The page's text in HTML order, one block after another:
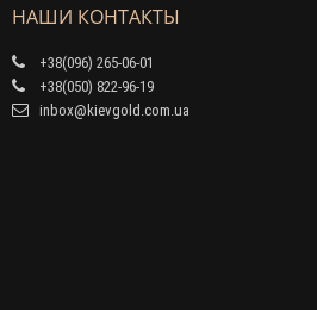
НАШИ КОНТАКТЫ
+38(096) 265-06-01
+38(050) 822-96-19
inbox@kievgold.com.ua